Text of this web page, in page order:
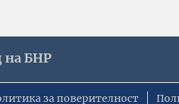
на БНР
за поверителност